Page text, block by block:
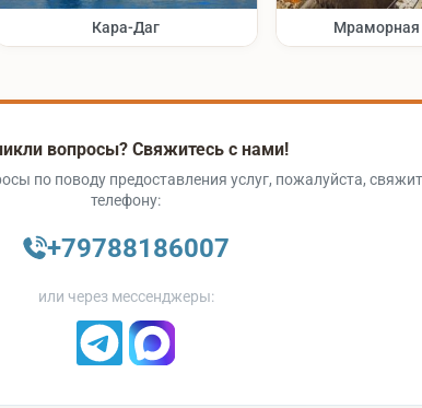
Кара-Даг
вопросы? Свяжитесь с нами!
по поводу предоставления услуг, пожалуйста,
телефону:
+79788186007
или через мессенджеры: